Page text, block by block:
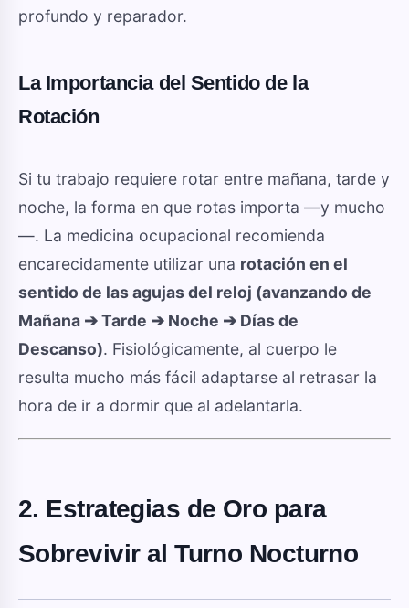
profundo y reparador.
La Importancia del Sentido de la
Rotación
Si tu trabajo requiere rotar entre mañana, tarde y
noche, la forma en que rotas importa —y mucho
—. La medicina ocupacional recomienda
encarecidamente utilizar una rotación en el
sentido de las agujas del reloj (avanzando de
Mañana ➔ Tarde ➔ Noche ➔ Días de
Descanso). Fisiológicamente, al cuerpo le
resulta mucho más fácil adaptarse al retrasar la
hora de ir a dormir que al adelantarla.
2. Estrategias de Oro para
Sobrevivir al Turno Nocturno